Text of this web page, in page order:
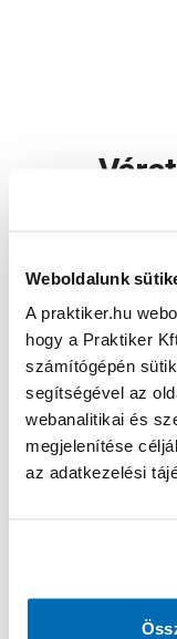
Weboldalunk
A praktiker.hu
hogy a Praktiker
számítógépén
segítségével az
webanalitikai és
megjelenítése
az adatkezelési